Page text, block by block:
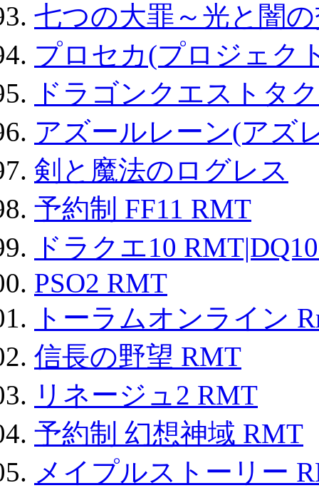
七つの大罪～光と闇
プロセカ(プロジェク
ドラゴンクエストタ
アズールレーン(アズ
剣と魔法のログレス
予約制 FF11 RMT
ドラクエ10
PSO2 RMT
トーラムオンライン
信長の野望 RMT
リネージュ2 RMT
予約制 幻想神域 RMT
メイプルストーリー